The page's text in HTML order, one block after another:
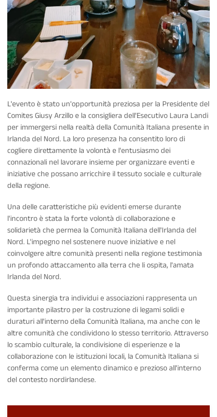
L'evento è stato un'opportunità preziosa per la Presidente del
Comites Giusy Arzillo e la consigliera dell'Esecutivo Laura Landi
per immergersi nella realtà della Comunità Italiana presente in
Irlanda del Nord. La loro presenza ha consentito loro di
cogliere direttamente la volontà e l'entusiasmo dei
connazionali nel lavorare insieme per organizzare eventi e
iniziative che possano arricchire il tessuto sociale e culturale
della regione.
Una delle caratteristiche più evidenti emerse durante
l'incontro è stata la forte volontà di collaborazione e
solidarietà che permea la Comunità Italiana dell'Irlanda del
Nord. L'impegno nel sostenere nuove iniziative e nel
coinvolgere altre comunità presenti nella regione testimonia
un profondo attaccamento alla terra che li ospita, l'amata
Irlanda del Nord.
Questa sinergia tra individui e associazioni rappresenta un
importante pilastro per la costruzione di legami solidi e
duraturi all'interno della Comunità Italiana, ma anche con le
altre comunità che condividono lo stesso territorio. Attraverso
lo scambio culturale, la condivisione di esperienze e la
collaborazione con le istituzioni locali, la Comunità Italiana si
conferma come un elemento dinamico e prezioso all'interno
del contesto nordirlandese.